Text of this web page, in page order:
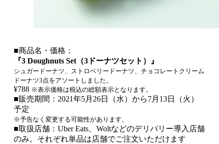
■商品名・価格：
『3 Doughnuts Set（3ドーナツセット）』
シュガードーナツ、ストロベリードーナツ、チョコレートクリーム
ドーナツ3点をアソートしました。
¥788 ※表示価格は税込の総額表示となります。
■販売期間：2021年5月26日（水）から7月13日（火）
予定
※予告なく変更する可能性があります。
■取扱店舗：Uber Eats、Woltなどのデリバリー導入店舗
のみ。それぞれ単品は店舗でご注文いただけます